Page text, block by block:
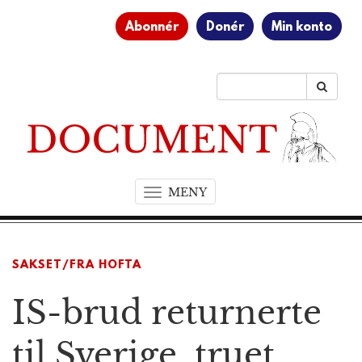
Abonnér Donér Min konto
MENYT
o
a
i
SAKSET/FRA HOFTA
IS-brud returnerte